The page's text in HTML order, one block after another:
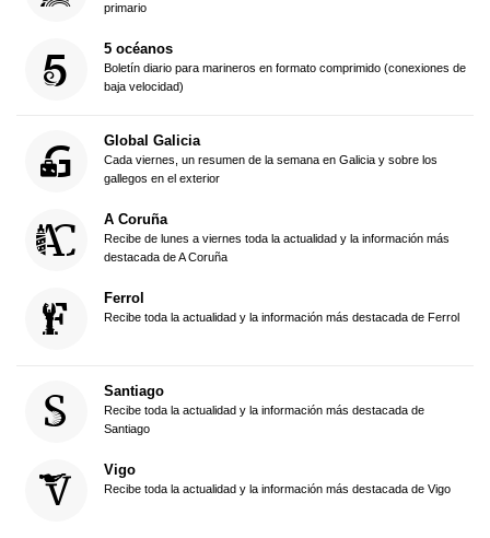
primario
5 océanos
Boletín diario para marineros en formato comprimido (conexiones de
baja velocidad)
Global Galicia
Cada viernes, un resumen de la semana en Galicia y sobre los
gallegos en el exterior
A Coruña
Recibe de lunes a viernes toda la actualidad y la información más
destacada de A Coruña
Ferrol
Recibe toda la actualidad y la información más destacada de Ferrol
Santiago
Recibe toda la actualidad y la información más destacada de
Santiago
Vigo
Recibe toda la actualidad y la información más destacada de Vigo